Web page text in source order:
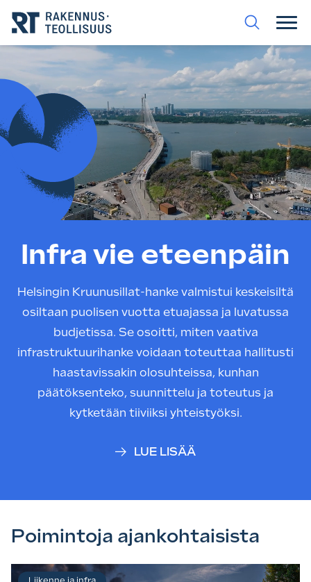
suoraan
sisältöön.
Infra vie eteenpäin
Helsingin Kruunusillat-hanke valmistui keskeisiltä
osiltaan puolisen vuotta etuajassa ja luvatussa
budjetissa. Se osoitti, miten vaativa
infrastruktuurihanke voidaan toteuttaa hallitusti
haastavissakin olosuhteissa, kunhan
päätöksenteko, suunnittelu ja toteutus ja
kytketään tiiviiksi yhteistyöksi.
LUE LISÄÄ
Poimintoja ajankohtaisista